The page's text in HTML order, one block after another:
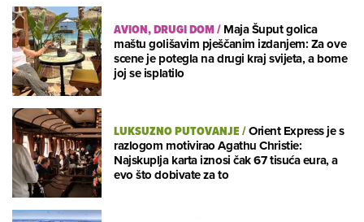
AVION, DRUGI DOM/Maja Šuput golica
maštu golišavim pješčanim izdanjem: Za ove
scene je potegla na drugi kraj svijeta, a bome
joj se isplatilo
LUKSUZNO PUTOVANJE/Orient Express je s
razlogom motivirao Agathu Christie:
Najskuplja karta iznosi čak 67 tisuća eura, a
evo što dobivate za to